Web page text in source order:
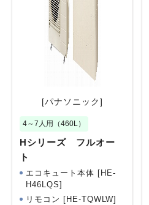
[パナソニック]
4～7人用（460L）
Hシリーズ フルオー
ト
エコキュート本体 [HE-
H46LQS]
リモコン [HE-TQWLW]